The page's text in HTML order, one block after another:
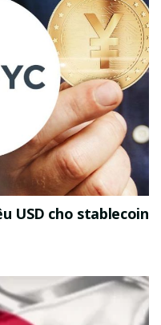
USD cho stablecoin